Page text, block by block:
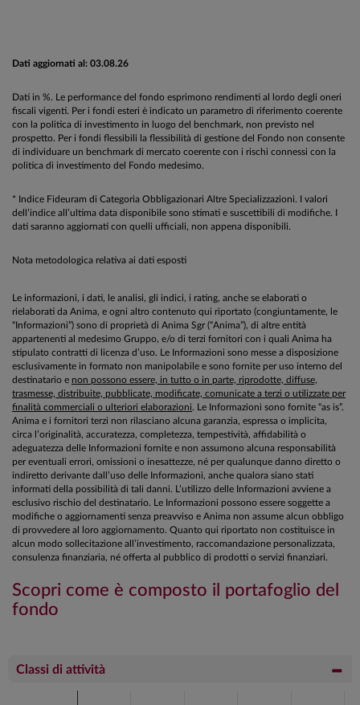
Dati aggiornati al: 03.08.26
Dati in %. Le performance del fondo esprimono rendimenti al lordo degli oneri
fiscali vigenti. Per i fondi esteri è indicato un parametro di riferimento coerente
con la politica di investimento in luogo del benchmark, non previsto nel
prospetto. Per i fondi flessibili la flessibilità di gestione del Fondo non consente
di individuare un benchmark di mercato coerente con i rischi connessi con la
politica di investimento del Fondo medesimo.
* Indice Fideuram di Categoria Obbligazionari Altre Specializzazioni. I valori
dell’indice all’ultima data disponibile sono stimati e suscettibili di modifiche. I
dati saranno aggiornati con quelli ufficiali, non appena disponibili.
Nota metodologica relativa ai dati esposti
Le informazioni, i dati, le analisi, gli indici, i rating, anche se elaborati o
rielaborati da Anima, e ogni altro contenuto qui riportato (congiuntamente, le
“Informazioni”) sono di proprietà di Anima Sgr (“Anima”), di altre entità
appartenenti al medesimo Gruppo, e/o di terzi fornitori con i quali Anima ha
stipulato contratti di licenza d’uso. Le Informazioni sono messe a disposizione
esclusivamente in formato non manipolabile e sono fornite per uso interno del
destinatario e non possono essere, in tutto o in parte, riprodotte, diffuse,
trasmesse, distribuite, pubblicate, modificate, comunicate a terzi o utilizzate per
finalità commerciali o ulteriori elaborazioni. Le Informazioni sono fornite “as is”.
Anima e i fornitori terzi non rilasciano alcuna garanzia, espressa o implicita,
circa l’originalità, accuratezza, completezza, tempestività, affidabilità o
adeguatezza delle Informazioni fornite e non assumono alcuna responsabilità
per eventuali errori, omissioni o inesattezze, né per qualunque danno diretto o
indiretto derivante dall’uso delle Informazioni, anche qualora siano stati
informati della possibilità di tali danni. L’utilizzo delle Informazioni avviene a
esclusivo rischio del destinatario. Le Informazioni possono essere soggette a
modifiche o aggiornamenti senza preavviso e Anima non assume alcun obbligo
di provvedere al loro aggiornamento. Quanto qui riportato non costituisce in
alcun modo sollecitazione all’investimento, raccomandazione personalizzata,
consulenza finanziaria, né offerta al pubblico di prodotti o servizi finanziari.
Scopri come è composto il portafoglio del
fondo
Classi di attività